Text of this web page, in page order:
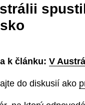
k článku: V
do diskusií ako